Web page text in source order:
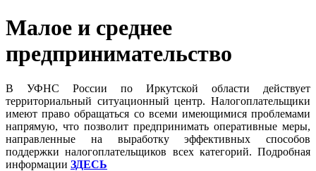
Малое и среднее
предпринимательство
В УФНС России по Иркутской области действует
территориальный ситуационный центр. Налогоплательщики
имеют право обращаться со всеми имеющимися проблемами
напрямую, что позволит предпринимать оперативные меры,
направленные на выработку эффективных способов
поддержки налогоплательщиков всех категорий. Подробная
информации ЗДЕСЬ